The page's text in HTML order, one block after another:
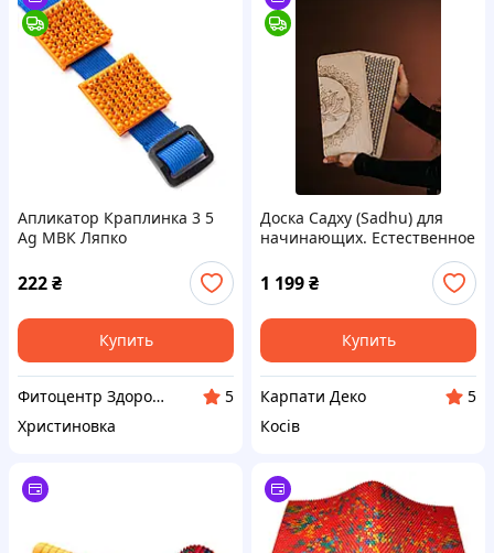
Апликатор Краплинка 3 5
Ag МВК Ляпко
222₴
Купить
Фитоцентр Здоровье & Красота
5
Христиновка
Доска Садху (Sadhu) для
начинающих. Естественное
дерево. От производителя
1 199₴
Купить
Карпати Деко
5
Косів